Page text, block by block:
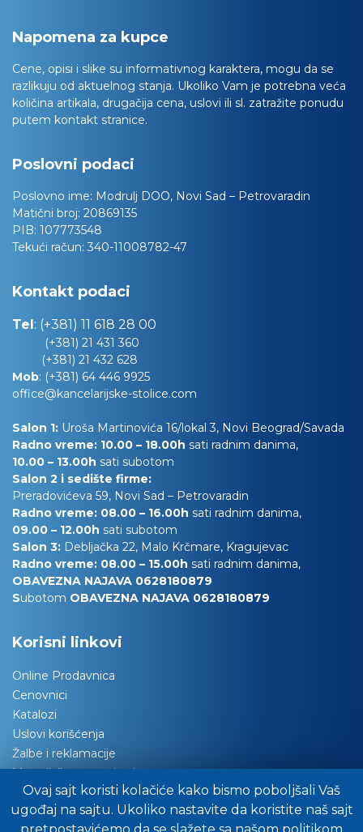
Ovaj sajt koristi kolačiće kako bismo poboljšali Vaš
ugođaj na sajtu. Ukoliko nastavite da koristite naš sajt
Napomena za kupce
Cene, opisi i slike su informativnog karaktera, mogu da se
razlikuju od aktuelnog stanja. Ukoliko Vam je potrebna veća
količina artikala, drugačija cena, uslovi ili sl. zatražite ponudu
putem kontakt stranice.
Poslovni podaci
Poslovno ime: Modrulj DOO, Novi Sad – Petrovaradin
Matični broj: 20869135
PIB: 107773548
Tekući račun: 340-11008782-47
Kontakt podaci
Tel: (+381) 11 618 28 00
(+381) 21 431 360
(+381) 21 432 628
Mob: (+381) 64 446 9925
office@kancelarijske-stolice.com
Salon 1: Uroša Martinovića 16/lokal 3, Novi Beograd/Savada
Radno vreme: 10.00 – 18.00h sati radnim danima,
10.00 – 13.00h sati subotom
Salon 2 i sedište firme:
Preradovićeva 59, Novi Sad – Petrovaradin
Radno vreme: 08.00 – 16.00h sati radnim danima,
09.00 – 12.00h sati subotom
Salon 3: Debljačka 22, Malo Krčmare, Kragujevac
Radno vreme: 08.00 – 15.00h sati radnim danima,
OBAVEZNA NAJAVA 0628180879
Subotom OBAVEZNA NAJAVA 0628180879
Korisni linkovi
Online Prodavnica
Cenovnici
Katalozi
Uslovi korišćenja
Žalbe i reklamacije
Materijali za tapaciranje
Održavanje nameštaja
Važna obaveštenja